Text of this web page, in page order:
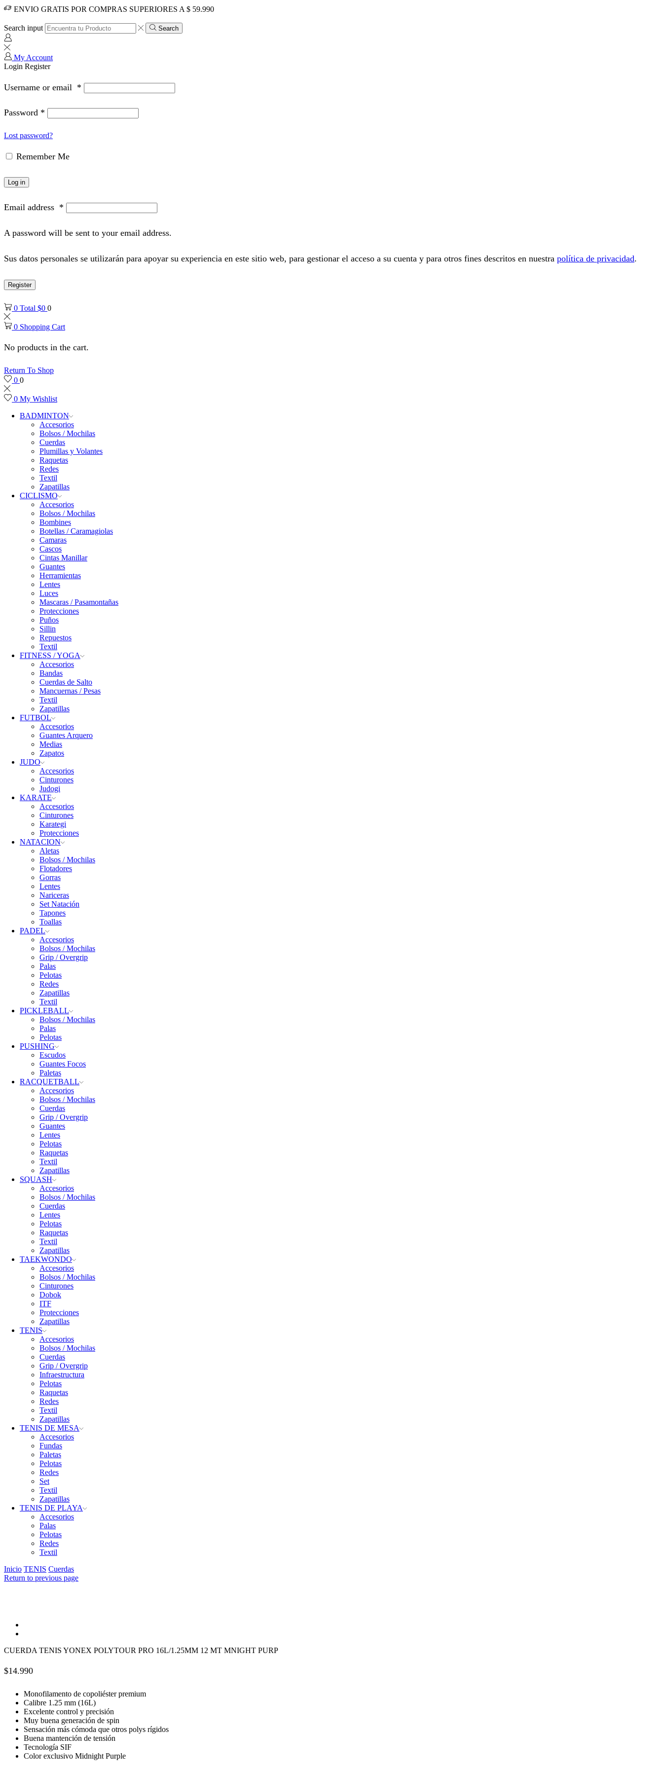
ENVIO GRATIS POR COMPRAS SUPERIORES A $ 59.990
Search input Search
My Account
Login Register
Username or email *
Password *
Lost password?
Remember Me
Log in
Email address *
A password will be sent to your email address.
Sus datos personales se utilizarán para apoyar su experiencia en este sitio web, para gestionar el acceso a su cuenta y para otros fines descritos en nuestra política de privacidad.
Register
0 Total $0 0
0 Shopping Cart
No products in the cart.
Return To Shop
0 0
0 My Wishlist
BADMINTON
Accesorios
Bolsos / Mochilas
Cuerdas
Plumillas y Volantes
Raquetas
Redes
Textil
Zapatillas
CICLISMO
Accesorios
Bolsos / Mochilas
Bombines
Botellas / Caramagiolas
Camaras
Cascos
Cintas Manillar
Guantes
Herramientas
Lentes
Luces
Mascaras / Pasamontañas
Protecciones
Puños
Sillin
Repuestos
Textil
FITNESS / YOGA
Accesorios
Bandas
Cuerdas de Salto
Mancuernas / Pesas
Textil
Zapatillas
FUTBOL
Accesorios
Guantes Arquero
Medias
Zapatos
JUDO
Accesorios
Cinturones
Judogi
KARATE
Accesorios
Cinturones
Karategi
Protecciones
NATACION
Aletas
Bolsos / Mochilas
Flotadores
Gorras
Lentes
Nariceras
Set Natación
Tapones
Toallas
PADEL
Accesorios
Bolsos / Mochilas
Grip / Overgrip
Palas
Pelotas
Redes
Zapatillas
Textil
PICKLEBALL
Bolsos / Mochilas
Palas
Pelotas
PUSHING
Escudos
Guantes Focos
Paletas
RACQUETBALL
Accesorios
Bolsos / Mochilas
Cuerdas
Grip / Overgrip
Guantes
Lentes
Pelotas
Raquetas
Textil
Zapatillas
SQUASH
Accesorios
Bolsos / Mochilas
Cuerdas
Lentes
Pelotas
Raquetas
Textil
Zapatillas
TAEKWONDO
Accesorios
Bolsos / Mochilas
Cinturones
Dobok
ITF
Protecciones
Zapatillas
TENIS
Accesorios
Bolsos / Mochilas
Cuerdas
Grip / Overgrip
Infraestructura
Pelotas
Raquetas
Redes
Textil
Zapatillas
TENIS DE MESA
Accesorios
Fundas
Paletas
Pelotas
Redes
Set
Textil
Zapatillas
TENIS DE PLAYA
Accesorios
Palas
Pelotas
Redes
Textil
Inicio TENIS Cuerdas
Return to previous page
CUERDA TENIS YONEX POLYTOUR PRO 16L/1.25MM 12 MT MNIGHT PURP
$14.990
Monofilamento de copoliéster premium
Calibre 1.25 mm (16L)
Excelente control y precisión
Muy buena generación de spin
Sensación más cómoda que otros polys rígidos
Buena mantención de tensión
Tecnología SIF
Color exclusivo Midnight Purple